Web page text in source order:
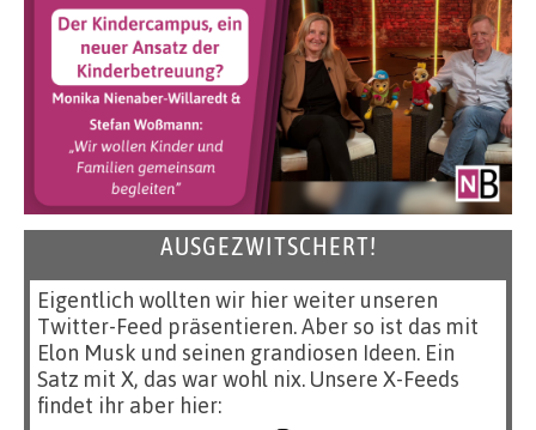
AUSGEZWITSCHERT!
Eigentlich wollten wir hier weiter unseren
Twitter-Feed präsentieren. Aber so ist das mit
Elon Musk und seinen grandiosen Ideen. Ein
Satz mit X, das war wohl nix. Unsere X-Feeds
findet ihr aber hier: